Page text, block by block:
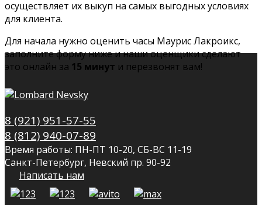
осуществляет их выкуп на самых выгодных условиях
для клиента.
Для начала нужно оценить часы Маурис Лакроикс,
заполните форму ниже и наши оценщики сделают
это онлайн за 15 минут и перезвонят вам!
8 (921) 951-57-55
8 (812) 940-07-89
Время работы: ПН-ПТ 10-20, СБ-ВС 11-19
Санкт-Петербург, Невский пр. 90-92
Написать нам